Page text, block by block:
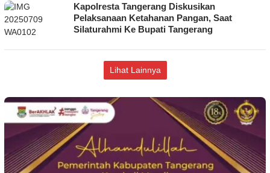
Kapolresta Tangerang Diskusikan
Pelaksanaan Ketahanan Pangan, Saat
Silaturahmi Ke Bupati Tangerang
Lihat Lainnya